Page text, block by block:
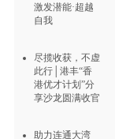
激发潜能·超越
自我
尽揽收获，不虚
此行│港丰“香
港优才计划”分
享沙龙圆满收官
助力连通大湾